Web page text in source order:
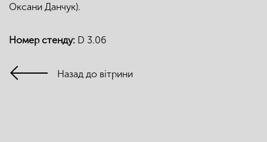
Оксани Данчук).
Номер стенду: D 3.06
Назад до вітрини